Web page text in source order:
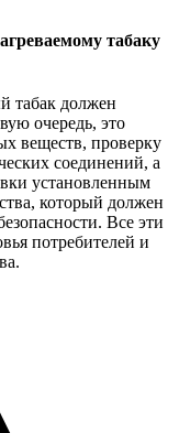
табаку
табак должен
очередь, это
веществ, проверку
соединений, а
установленным
который должен
Все эти
потребителей и